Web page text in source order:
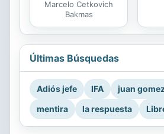
Marcelo Cetkovich
Bakmas
Últimas Búsquedas
Adiós jefe IFA
juan
mentira
la respuesta